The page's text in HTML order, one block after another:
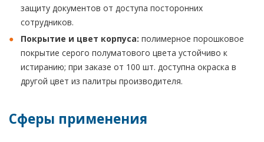
защиту документов от доступа посторонних
сотрудников.
Покрытие и цвет корпуса: полимерное порошковое
покрытие серого полуматового цвета устойчиво к
истиранию; при заказе от 100 шт. доступна окраска в
другой цвет из палитры производителя.
Сферы применения